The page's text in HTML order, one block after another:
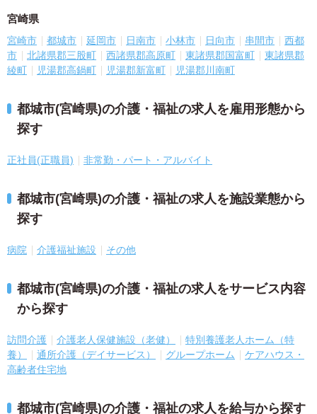
宮崎県
宮崎市 都城市 延岡市 日南市 小林市 日向市 串間市
西都
市
北諸県郡三股町 西諸県郡高原町 東諸県郡国富町
東諸県郡
綾町
児湯郡高鍋町 児湯郡新富町 児湯郡川南町
都城市(宮崎県)の介護・福祉の求人を雇用形態から
探す
正社員(正職員) 非常勤・パート・アルバイト
都城市(宮崎県)の介護・福祉の求人を施設業態から
探す
病院 介護福祉施設 その他
都城市(宮崎県)の介護・福祉の求人をサービス内容
から探す
訪問介護 介護老人保健施設（老健）
特別養護老人ホーム（特
養）
通所介護（デイサービス） グループホーム
ケアハウス・
高齢者住宅地
都城市(宮崎県)の介護・福祉の求人を給与から探す